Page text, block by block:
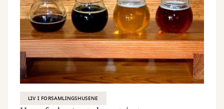
LIV I FORSAMLINGSHUSENE